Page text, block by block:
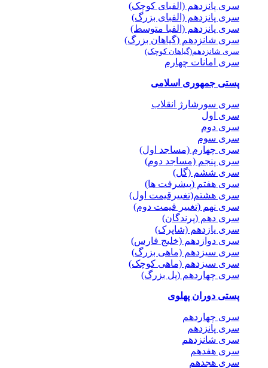
سری پانزدهم (الفبای کوچک)
سری پانزدهم (الفبای بزرگ)
سری پانزدهم (الفبا متوسط)
سری شانزدهم (گیاهان بزرگ)
سری شانزدهم(گیاهان کوچک)
سری امانات چهارم
پستی جمهوری اسلامی
سری سورشارژ انقلاب
سری اول
سری دوم
سری سوم
سری چهارم (مساجد اول)
سری پنجم (مساجد دوم)
سری ششم (گل)
سری هفتم (پیشرفت ها)
سری هشتم(تغییرقیمت اول)
سری نهم (تغییر قیمت دوم)
سری دهم (پرندگان)
سری یازدهم (شاپرک)
سری دوازدهم (خلیج فارس)
سری سیزدهم (ماهی بزرگ)
سری سیزدهم (ماهی کوچک)
سری چهاردهم (پل بزرگ)
پستی دوران پهلوی
سری چهاردهم
سری پانزدهم
سری شانزدهم
سری هفدهم
سری هجدهم